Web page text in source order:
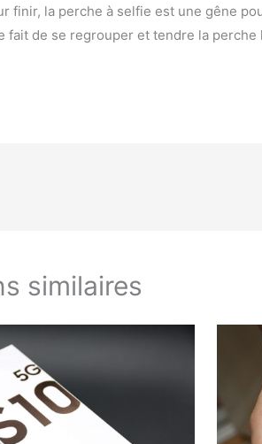
finir, la perche à selfie est une gêne
fait de se regrouper et tendre la
similaires